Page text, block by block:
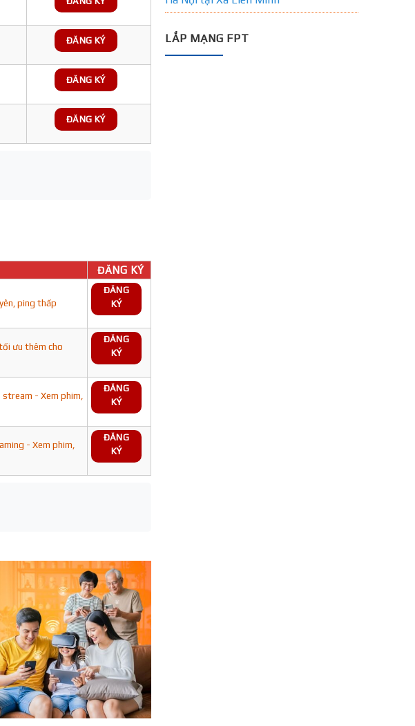
ĐĂNG KÝ
ĐĂNG KÝ
ĐĂNG KÝ
ĐĂNG KÝ
ping thấp
ĐĂNG
KÝ
ưu thêm cho
ĐĂNG
KÝ
- Xem phim,
ĐĂNG
KÝ
- Xem phim,
ĐĂNG
KÝ
LẮP MẠNG FPT